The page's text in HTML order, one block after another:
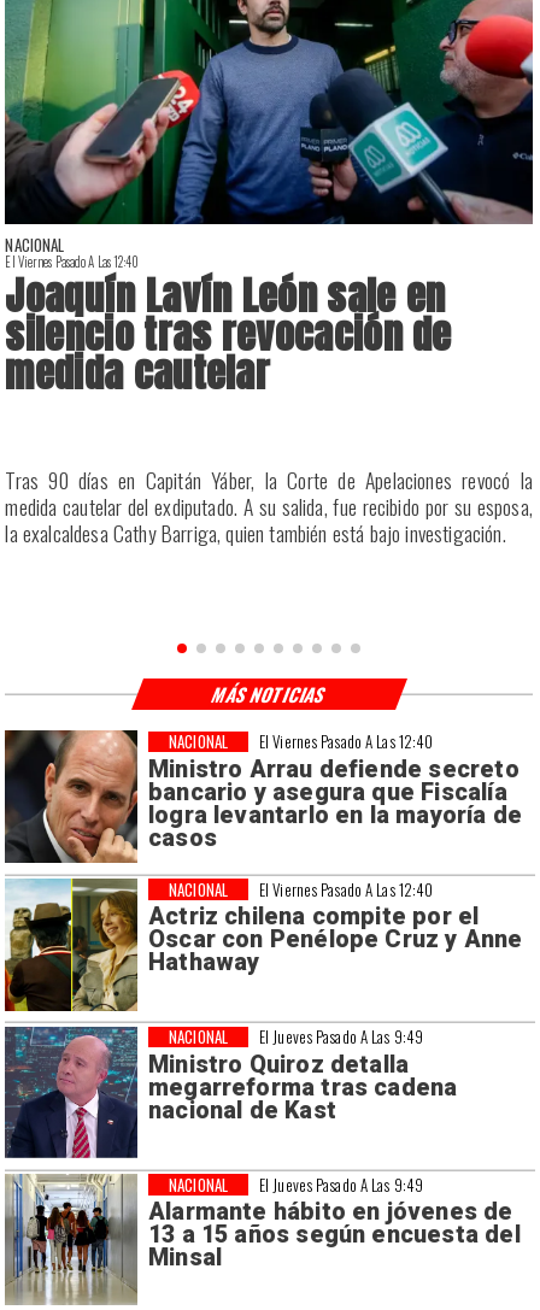
NACIONAL
El Viernes Pasado A Las 12:40
Joaquín Lavín León sale en
silencio tras revocación de
medida cautelar
Tras 90 días en Capitán Yáber, la Corte de Apelaciones revocó la
medida cautelar del exdiputado. A su salida, fue recibido por su esposa,
la exalcaldesa Cathy Barriga, quien también está bajo investigación.
El Viernes Pasado A Las 12:40
Ministro Arrau defiende secreto
bancario y asegura que Fiscalía
logra levantarlo en la mayoría de
casos
NACIONAL
El Viernes Pasado A Las 12:40
Actriz chilena compite por el
Oscar con Penélope Cruz y Anne
Hathaway
NACIONAL
El Jueves Pasado A Las 9:49
Ministro Quiroz detalla
megarreforma tras cadena
nacional de Kast
NACIONAL
El Jueves Pasado A Las 9:49
Alarmante hábito en jóvenes de
13 a 15 años según encuesta del
Minsal
NACIONAL
MÁS NOTICIAS